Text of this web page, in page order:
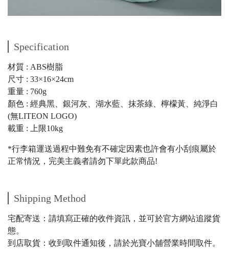
Specification
材質 : ABS樹脂
尺寸 : 33×16×24cm
重量 : 760g
顏色 : 經典黑、銀河灰、湖水藍、抹茶綠、檸檬黃、純淨白
(無LITEON LOGO)
載重 : 上限10kg
*行李箱運送過程中難免有不確定因素也許會有小刮痕屬於
正常情況，完美主義者請勿下單此款商品!
Shipping Method
宅配寄送：請填寫正確的收件資訊，並可於官方網站追蹤貨
態。
到店取貨：收到取件通知後，請於光寶小舖營業時間取件。